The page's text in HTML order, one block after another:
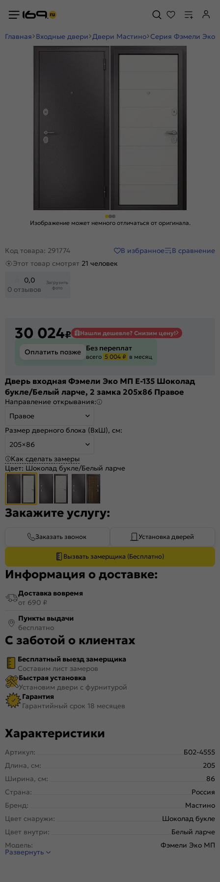
Главная Входные двери Двери Мастино Серия Фэмели Эко
Изображение может немного отличаться от оригинала.
Код товара: 291774 В избранное
В сравнение
Этот товар смотрят 21 человек
0,0
0 отзывов
Загрузить
фото
30 024₽ Нашли дешевле? Снизим цену!
Оплатить позже Без переплат
всего 5 004 ₽ в месяц
Дверь входная Фэмели Эко МП E-135 Шоколад
букле/Белый ларче, 2 замка 205x86 Правое
Направление открывания:
Правое
Размер дверного блока (ВхШ), см:
205×86
Как сделать замеры
Цвет: Шоколад букле/Белый ларче
Закажите услугу:
Заказать звонок Установка дверей
Вызвать замерщика (Бесплатно)
Информация о доставке:
Доставка вовремя
от 690 ₽
Пункты выдачи
бесплатно
С заботой о клиентах
Бесплатный выезд замерщика
Составим лист замеров
Быстрая установка
Установим двери с фурнитурой
Гарантия
Гарантийный срок 18 месяцев
Характеристики
Артикул:
Б02-4555
Длина, см:
205
Ширина, см:
86
Страна:
Россия
Бренд:
Мастино
Цвет снаружи:
Шоколад букле
Цвет внутри:
Белый ларче
Модель:
Фэмели Эко МП
Открывание:
Развернуть